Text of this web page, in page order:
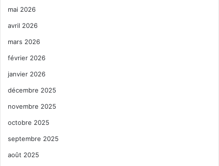
mai 2026
avril 2026
mars 2026
février 2026
janvier 2026
décembre 2025
novembre 2025
octobre 2025
septembre 2025
août 2025